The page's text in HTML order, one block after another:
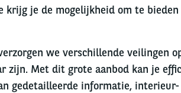
krijg je de mogelijkheid om te
we verschillende veilingen
zijn. Met dit grote aanbod kan je
gedetailleerde informatie,